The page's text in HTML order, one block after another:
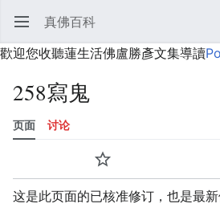
打开主菜单 真佛百科
歡迎您收聽蓮生活佛盧勝彥文集導讀
258寫鬼
页面 讨论
监视
这是此页面的已核准修订，也是最新